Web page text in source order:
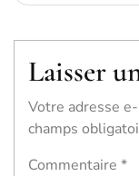
Laisser
Votre adresse
champs
Commentaire *